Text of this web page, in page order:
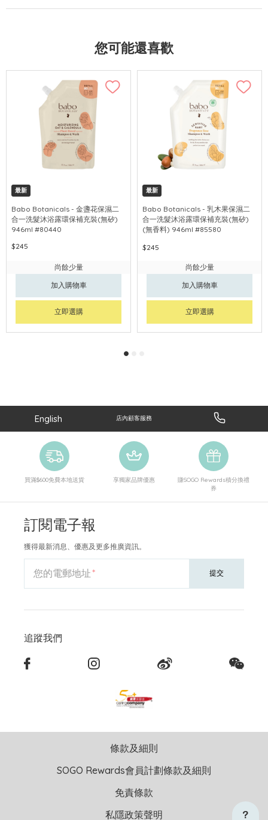
您可能還喜歡
最新
Babo Botanicals - 金盞花保濕二
合一洗髮沐浴露環保補充裝(無矽)
946ml #80440
$245
尚餘少量
加入購物車
立即選購
最新
Babo Botanicals - 乳木果保濕二
合一洗髮沐浴露環保補充裝(無矽)
(無香料) 946ml #85580
$245
尚餘少量
加入購物車
立即選購
English 店內顧客服務
買滿$600免費本地送貨 享獨家品牌優惠
賺SOGO Rewards積分換禮
券
訂閱電子報
獲得最新消息、優惠及更多推廣資訊。
您的電郵地址 提交
追蹤我們
條款及細則
SOGO Rewards會員計劃條款及細則
免責條款
私隱政策聲明